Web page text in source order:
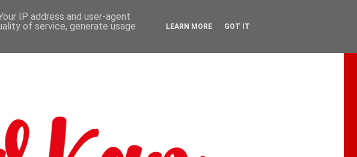
IP address and user-agent
of service, generate usage
LEARN MORE GOT IT